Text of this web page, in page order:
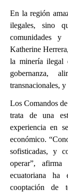
En la región
ilegales, sino
comunidades
Katherine
la minería ilegal
gobernanza,
transnacionales,
Los Comandos
trata de una
experiencia en
económico.
sofisticadas, y
operar”,
ecuatoriana ha
cooptación de